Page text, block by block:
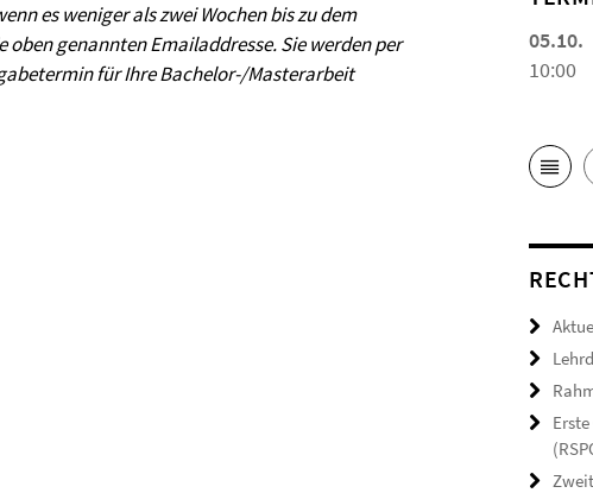
es weniger als zwei Wochen bis zu dem
genannten Emailaddresse. Sie werden per
für Ihre Bachelor-/Masterarbeit
05.10.
10:00